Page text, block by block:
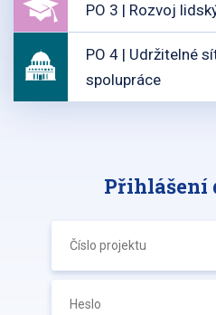
PO 3 | Rozvoj
PO 4 | Udržitelné
spolupráce
Přihlášení